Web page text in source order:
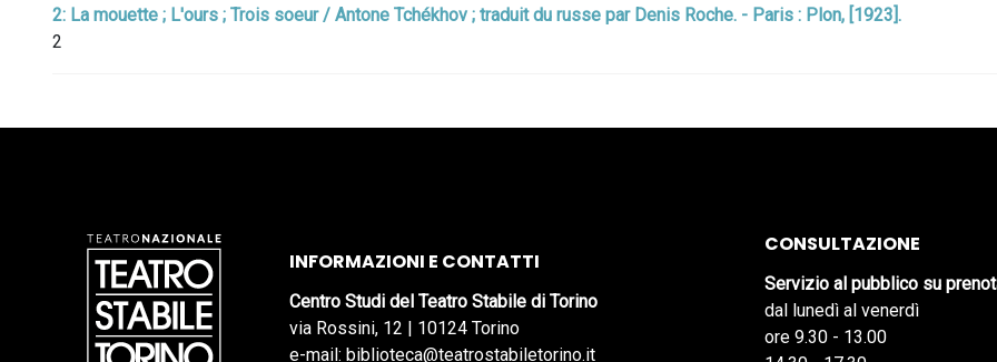
2: La mouette ; L'ours ; Trois soeur / Antone Tchékhov ; traduit du russe par Denis Roche. - Paris : Plon, [1923].
2
INFORMAZIONI E CONTATTI
Centro Studi del Teatro Stabile di Torino
via Rossini, 12 | 10124 Torino
e-mail: biblioteca@teatrostabiletorino.it
CONSULTAZIONE
Servizio al pubblico su
dal lunedì al venerdì
ore 9.30 - 13.00